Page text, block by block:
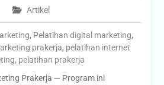
Artikel
, Pelatihan digital marketing,
prakerja, pelatihan internet
, pelatihan prakerja
Prakerja — Program ini